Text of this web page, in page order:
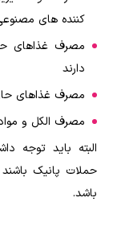
کننده های
مصرف غذاهای
دارند
مصرف غذاهای
مصرف الکل و
البته باید توجه
حملات پانیک
باشد.